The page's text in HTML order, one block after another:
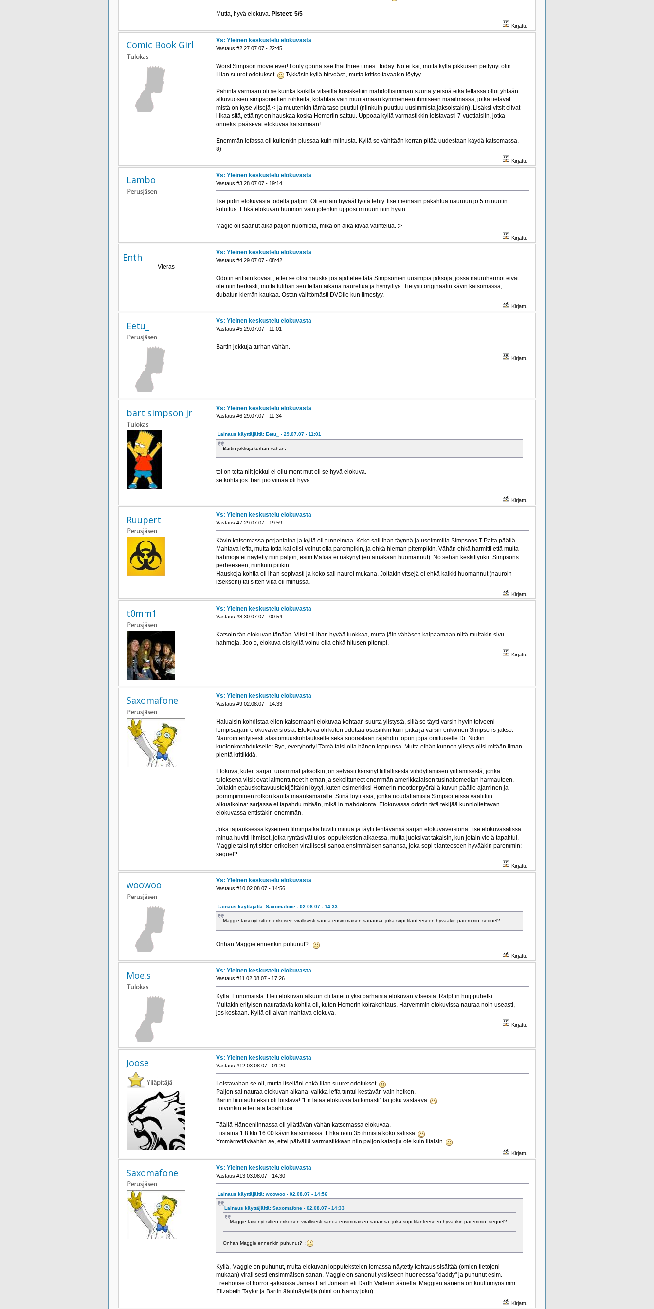
Mutta, hyvä elokuva. Pisteet: 5/5
Kirjattu
Comic Book Girl Vs: Yleinen keskustelu elokuvasta
Vastaus #2 27.07.07 - 22:45
Worst Simpson movie ever! I only gonna see that three times.. today. No ei kai, mutta kyllä pikkuisen pettynyt olin.
Liian suuret odotukset.
Tykkäsin kyllä hirveästi, mutta kritisoitavaakin löytyy.
Pahinta varmaan oli se kuinka kaikilla vitseillä kosiskeltiin mahdollisimman suurta yleisöä eikä leffassa ollut yhtään
alkuvuosien simpsoneitten rohkeita, kolahtaa vain muutamaan kymmeneen ihmiseen maailmassa, jotka tietävät
mistä on kyse vitsejä <-ja muutenkin tämä taso puuttui (niinkuin puuttuu uusimmista jaksoistakin). Lisäksi vitsit olivat
liikaa sitä, että nyt on hauskaa koska Homeriin sattuu. Uppoaa kyllä varmastikkin loistavasti 7-vuotiaisiin, jotka
onneksi pääsevät elokuvaa katsomaan!
Enemmän lefassa oli kuitenkin plussaa kuin miinusta. Kyllä se vähitään kerran pitää uudestaan käydä katsomassa.
8)
Kirjattu
Lambo Vs: Yleinen keskustelu elokuvasta
Vastaus #3 28.07.07 - 19:14
Itse pidin elokuvasta todella paljon. Oli erittäin hyväät työtä tehty. Itse meinasin pakahtua nauruun jo 5 minuutin
kuluttua. Ehkä elokuvan huumori vain jotenkin upposi minuun niin hyvin.
Magie oli saanut aika paljon huomiota, mikä on aika kivaa vaihtelua. :>
Kirjattu
Enth
Vieras
Vs: Yleinen keskustelu elokuvasta
Vastaus #4 29.07.07 - 08:42
Odotin erittäin kovasti, ettei se olisi hauska jos ajattelee tätä Simpsonien uusimpia jaksoja, jossa nauruhermot eivät
ole niin herkästi, mutta tulihan sen leffan aikana naurettua ja hymyiltyä. Tietysti originaalin kävin katsomassa,
dubatun kierrän kaukaa. Ostan välittömästi DVDlle kun ilmestyy.
Kirjattu
Eetu_ Vs: Yleinen keskustelu elokuvasta
Vastaus #5 29.07.07 - 11:01
Bartin jekkuja turhan vähän.
Kirjattu
bart simpson jr Vs: Yleinen keskustelu elokuvasta
Vastaus #6 29.07.07 - 11:34
Lainaus käyttäjältä: Eetu_ - 29.07.07 - 11:01
Bartin jekkuja turhan vähän.
toi on totta niit jekkui ei ollu mont mut oli se hyvä elokuva.
se kohta jos bart juo viinaa oli hyvä.
Kirjattu
Ruupert Vs: Yleinen keskustelu elokuvasta
Vastaus #7 29.07.07 - 19:59
Kävin katsomassa perjantaina ja kyllä oli tunnelmaa. Koko sali ihan täynnä ja useimmilla Simpsons T-Paita päällä.
Mahtava leffa, mutta totta kai olisi voinut olla parempikin, ja ehkä hieman pitempikin. Vähän ehkä harmitti että muita
hahmoja ei näytetty niin paljon, esim Mafiaa ei näkynyt (en ainakaan huomannut). No sehän keskittynkin Simpsons
perheeseen, niinkuin pitikin.
Hauskoja kohtia oli ihan sopivasti ja koko sali nauroi mukana. Joitakin vitsejä ei ehkä kaikki huomannut (nauroin
itsekseni) tai sitten vika oli minussa.
Kirjattu
t0mm1 Vs: Yleinen keskustelu elokuvasta
Vastaus #8 30.07.07 - 00:54
Katsoin tän elokuvan tänään. Vitsit oli ihan hyvää luokkaa, mutta jäin vähäsen kaipaamaan niitä muitakin sivu
hahmoja. Joo o, elokuva ois kyllä voinu olla ehkä hitusen pitempi.
Kirjattu
Saxomafone Vs: Yleinen keskustelu elokuvasta
Vastaus #9 02.08.07 - 14:33
Haluaisin kohdistaa eilen katsomaani elokuvaa kohtaan suurta ylistystä, sillä se täytti varsin hyvin toiveeni
lempisarjani elokuvaversiosta. Elokuva oli kuten odottaa osasinkin kuin pitkä ja varsin erikoinen Simpsons-jakso.
Nauroin erityisesti alastomuuskohtaukselle sekä suorastaan räjähdin lopun jopa omituiselle Dr. Nickin
kuolonkorahdukselle: Bye, everybody! Tämä taisi olla hänen loppunsa. Mutta eihän kunnon ylistys olisi mitään ilman
pientä kritiikkiä.
Elokuva, kuten sarjan uusimmat jaksotkin, on selvästi kärsinyt liillallisesta viihdyttämisen yrittämisestä, jonka
tuloksena vitsit ovat laimentuneet hieman ja sekoittuneet enemmän amerikkalaisen tusinakomedian harmauteen.
Joitakin epäuskottavuustekijöitäkin löytyi, kuten esimerkiksi Homerin moottoripyörällä kuvun päälle ajaminen ja
pommpiminen rotkon kautta maankamaralle. Siinä löyti asia, jonka noudattamista Simpsoneissa vaalittiin
alkuaikoina: sarjassa ei tapahdu mitään, mikä in mahdotonta. Elokuvassa odotin tätä tekijää kunnioitettavan
elokuvassa entistäkin enemmän.
Joka tapauksessa kyseinen filminpätkä huvitti minua ja täytti tehtävänsä sarjan elokuvaversiona. Itse elokuvasalissa
minua huvitti ihmiset, jotka ryntäsivät ulos lopputekstien alkaessa, mutta juoksivat takaisin, kun jotain vielä tapahtui.
Maggie taisi nyt sitten erikoisen virallisesti sanoa ensimmäisen sanansa, joka sopi tilanteeseen hyvääkin paremmin:
sequel?
Kirjattu
woowoo Vs: Yleinen keskustelu elokuvasta
Vastaus #10 02.08.07 - 14:56
Lainaus käyttäjältä: Saxomafone - 02.08.07 - 14:33
Maggie taisi nyt sitten erikoisen virallisesti sanoa ensimmäisen sanansa, joka sopi tilanteeseen hyvääkin paremmin: sequel?
Onhan Maggie ennenkin puhunut? :
Kirjattu
Moe.s Vs: Yleinen keskustelu elokuvasta
Vastaus #11 02.08.07 - 17:26
Kyllä. Erinomaista. Heti elokuvan alkuun oli laitettu yksi parhaista elokuvan vitseistä. Ralphin huippuhetki.
Muitakin erityisen naurattavia kohtia oli, kuten Homerin koirakohtaus. Harvemmin elokuvissa nauraa noin useasti,
jos koskaan. Kyllä oli aivan mahtava elokuva.
Kirjattu
Joose Vs: Yleinen keskustelu elokuvasta
Vastaus #12 03.08.07 - 01:20
Loistavahan se oli, mutta itselläni ehkä liian suuret odotukset.
Paljon sai nauraa elokuvan aikana, vaikka leffa tuntui kestävän vain hetken.
Bartin liitutauluteksti oli loistava! "En lataa elokuvaa laittomasti" tai joku vastaava.
Toivonkin ettei tätä tapahtuisi.
Täällä Häneenlinnassa oli yllättävän vähän katsomassa elokuvaa.
Tiistaina 1.8 klo 16:00 kävin katsomassa. Ehkä noin 35 ihmistä koko salissa.
Ymmärrettäväähän se, ettei päivällä varmastikkaan niin paljon katsojia ole kuin iltaisin.
Kirjattu
Saxomafone Vs: Yleinen keskustelu elokuvasta
Vastaus #13 03.08.07 - 14:30
Lainaus käyttäjältä: woowoo - 02.08.07 - 14:56
Lainaus käyttäjältä: Saxomafone - 02.08.07 - 14:33
Maggie taisi nyt sitten erikoisen virallisesti sanoa ensimmäisen sanansa, joka sopi tilanteeseen hyvääkin paremmin: sequel?
Onhan Maggie ennenkin puhunut? :
Kyllä, Maggie on puhunut, mutta elokuvan lopputeksteien lomassa näytetty kohtaus sisältää (omien tietojeni
mukaan) virallisesti ensimmäisen sanan. Maggie on sanonut yksikseen huoneessa "daddy" ja puhunut esim.
Treehouse of horror -jaksossa James Earl Jonesin eli Darth Vaderin äänellä. Maggien äänenä on kuultumyös mm.
Elizabeth Taylor ja Bartin ääninäytelijä (nimi on Nancy joku).
Kirjattu